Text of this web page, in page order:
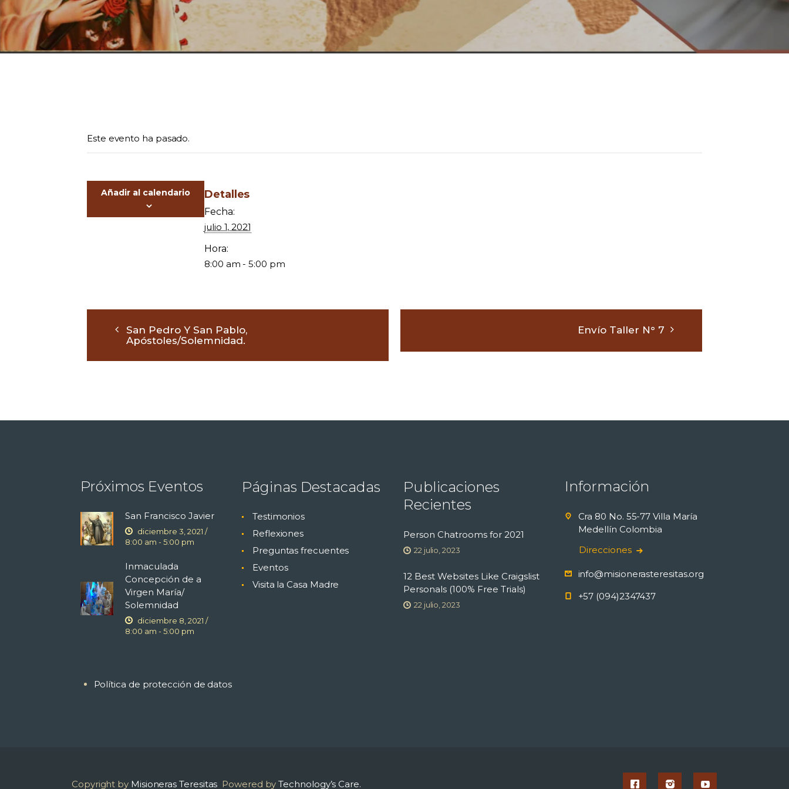
Este evento ha pasado.
Añadir al calendario Detalles
Fecha:
julio 1, 2021
Hora:
8:00 am - 5:00 pm
San Pedro Y San Pablo,
Apóstoles/Solemnidad.
Envío Taller N° 7
Próximos Eventos
San Francisco Javier
diciembre 3, 2021 /
8:00 am -5:00 pm
Inmaculada
Concepción de a
Virgen María/
Solemnidad
diciembre 8, 2021 /
8:00 am -5:00 pm
Páginas Destacadas
Testimonios
Reflexiones
Preguntas frecuentes
Eventos
Visita la Casa Madre
Publicaciones
Recientes
Person Chatrooms for 2021
22 julio, 2023
12 Best Websites Like Craigslist
Personals (100% Free Trials)
22 julio, 2023
Información
Cra 80 No. 55-77 Villa María
Medellín Colombia
Direcciones
info@misionerasteresitas.org
+57 (094)2347437
Política de protección de datos
Copyright by Misioneras Teresitas Powered byTechnology’s Care.